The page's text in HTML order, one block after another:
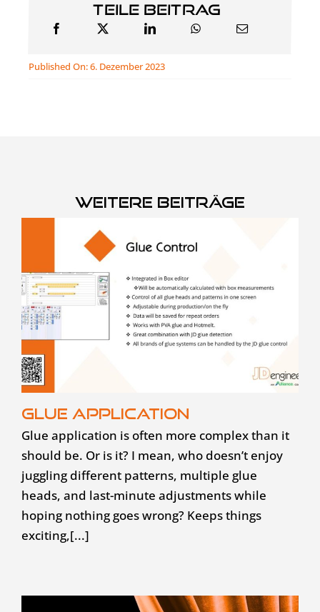
Teile Beitrag
Published On: 6. Dezember 2023
weitere Beiträge
Glue application
Glue application is often more complex than it
should be. Or is it? I mean, who doesn’t enjoy
juggling different patterns, multiple glue
heads, and last-minute adjustments while
hoping nothing goes wrong? Keeps things
exciting,[...]